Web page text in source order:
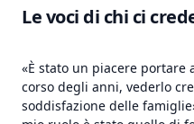
Le voci di chi ci
«È stato un piacere portare
corso degli anni, vederlo
soddisfazione delle